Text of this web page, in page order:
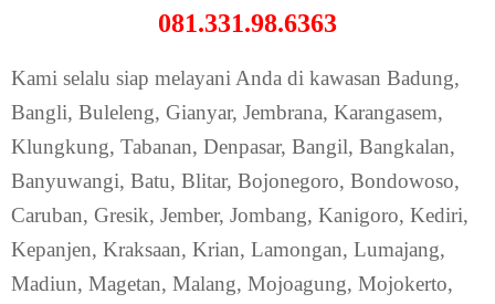
081.331.98.6363
Kami selalu siap melayani Anda di kawasan Badung,
Bangli, Buleleng, Gianyar, Jembrana, Karangasem,
Klungkung, Tabanan, Denpasar, Bangil, Bangkalan,
Banyuwangi, Batu, Blitar, Bojonegoro, Bondowoso,
Caruban, Gresik, Jember, Jombang, Kanigoro, Kediri,
Kepanjen, Kraksaan, Krian, Lamongan, Lumajang,
Madiun, Magetan, Malang, Mojoagung, Mojokerto,